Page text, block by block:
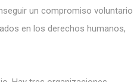
un compromiso voluntario
en los derechos humanos,